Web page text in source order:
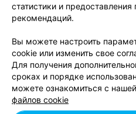
Связаться по
Написать
Персональные
Обработка
статистики и
рекомендаций.
Вы можете настроить
cookie или изменить свое
Для получения
сроках и порядке
можете ознакомиться с нашей
файлов cookie